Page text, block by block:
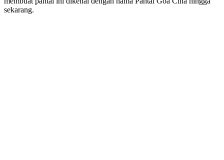
sekarang.